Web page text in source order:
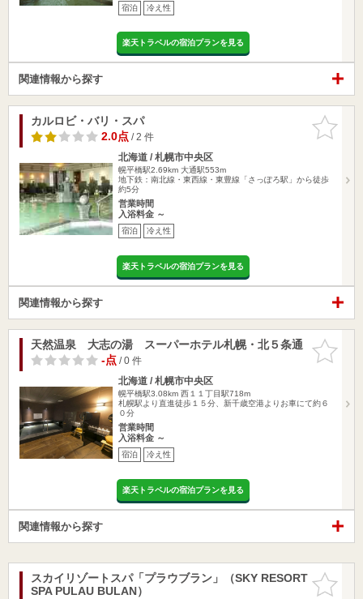
宿泊 冷え性
楽天トラベルの宿泊プランを見る
関連情報から探す
お気に入
りに追加
カルロビ・バリ・スパ
2.0点/ 2 件
北海道 / 札幌市中央区
幌平橋駅2.69km 大通駅553m
地下鉄：南北線・東西線・東豊線「さっぽろ駅」から徒歩
約5分
営業時間
入浴料金 ～
宿泊 冷え性
楽天トラベルの宿泊プランを見る
関連情報から探す
お気に入
りに追加
天然温泉 大志の湯 スーパーホテル札幌・北５条通
-点/ 0 件
北海道 / 札幌市中央区
幌平橋駅3.08km 西１１丁目駅718m
札幌駅より直進徒歩１５分、新千歳空港よりお車にて約６
０分
営業時間
入浴料金 ～
宿泊 冷え性
楽天トラベルの宿泊プランを見る
関連情報から探す
お気に入
りに追加
スカイリゾートスパ「プラウブラン」（SKY RESORT
SPA PULAU BULAN）